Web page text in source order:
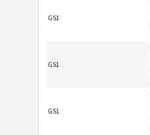
GS1
GS1
GS1